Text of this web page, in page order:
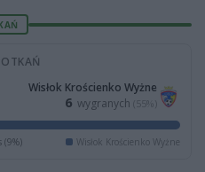
Wisłok Krościenko Wyżne
6 wygranych (55%)
(9%) Wisłok Krościenko Wyżne